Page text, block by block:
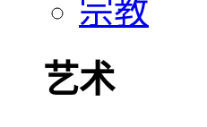
宗教
艺术